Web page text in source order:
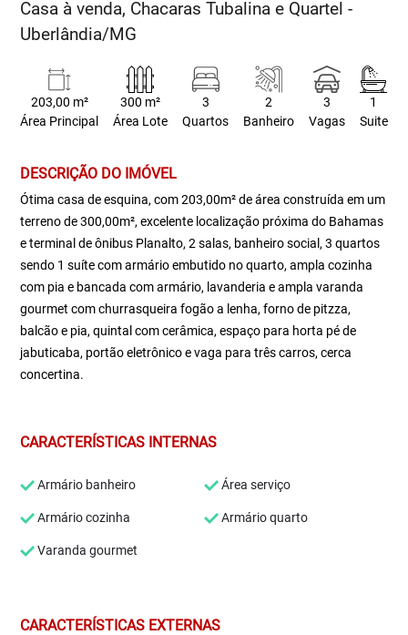
Casa à venda, Chacaras Tubalina e Quartel -
Uberlândia/MG
203,00 m²
Área Principal
300 m²
Área Lote
3
Quartos
2
Banheiro
3
Vagas
1
Suite
DESCRIÇÃO DO IMÓVEL
Ótima casa de esquina, com 203,00m² de área construída em um
terreno de 300,00m², excelente localização próxima do Bahamas
e terminal de ônibus Planalto, 2 salas, banheiro social, 3 quartos
sendo 1 suíte com armário embutido no quarto, ampla cozinha
com pia e bancada com armário, lavanderia e ampla varanda
gourmet com churrasqueira fogão a lenha, forno de pitzza,
balcão e pia, quintal com cerâmica, espaço para horta pé de
jabuticaba, portão eletrônico e vaga para três carros, cerca
concertina.
CARACTERÍSTICAS INTERNAS
Armário banheiro Área serviço
Armário cozinha Armário quarto
Varanda gourmet
CARACTERÍSTICAS EXTERNAS